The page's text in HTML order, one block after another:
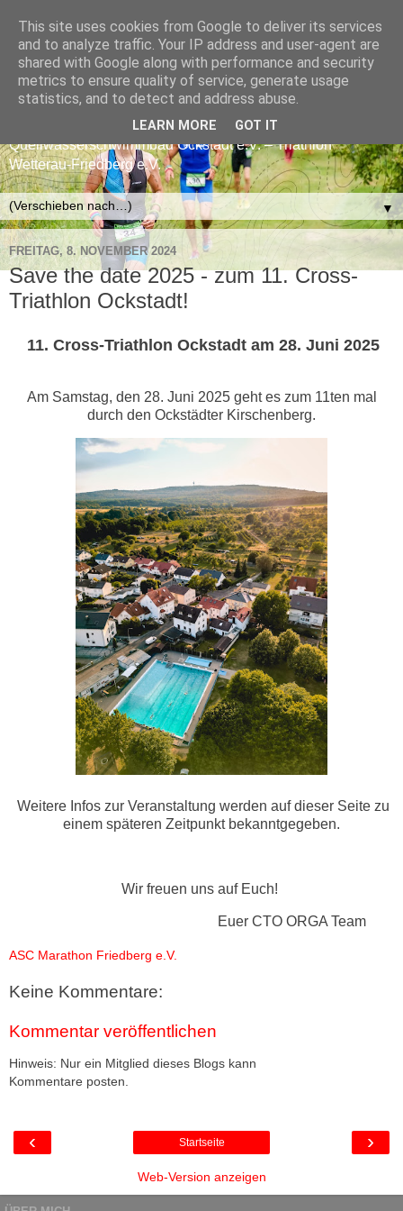
CROSS-TRIATHLON
FRIEDBERG-OCKSTADT
ASC Marathon Friedberg e.V. – Förderverein
Quellwasserschwimmbad Ockstadt e.V. – Triathlon
Wetterau-Friedberg e.V.
▼
FREITAG, 8. NOVEMBER 2024
Save the date 2025 - zum 11. Cross-
Triathlon Ockstadt!
11. Cross-Triathlon Ockstadt am 28. Juni 2025
Am Samstag, den 28. Juni 2025 geht es zum 11ten mal
durch den Ockstädter Kirschenberg.
Weitere Infos zur Veranstaltung werden auf dieser Seite zu
einem späteren Zeitpunkt bekanntgegeben.
Wir freuen uns auf Euch!
Euer CTO ORGA Team
ASC Marathon Friedberg e.V.
Keine Kommentare:
Kommentar veröffentlichen
Hinweis: Nur ein Mitglied dieses Blogs kann
Kommentare posten.
‹ ›
Startseite
Web-Version anzeigen
This site uses cookies from Google to deliver its services
and to analyze traffic. Your IP address and user-agent are
shared with Google along with performance and security
metrics to ensure quality of service, generate usage
statistics, and to detect and address abuse.
LEARN MORE GOT IT